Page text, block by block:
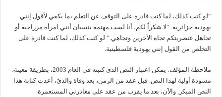
“لو كنت كذلك، لما كنت قادرة على التوقف عن التعلم بما يكفي لأقول إنني
يهودية جزائرية. “لا شكراً لكم، أنا لست مهتمة بنسيان أنني امرأة مزراحية أو
تجاهل عنصريتكم تجاه الآخرين وتجاهي.” لو كنت كذلك، لما كنت قادرة على
التخلص من القول إنني يهودية فلسطينية.
ملاحظة المؤلف: يمكن اعتبار النص الذي كتبته في العام 2003، بطريقة معينة،
مسودة أولية لهذا النص. قبل عقد من الزمن، بعد وفاة والديّ، أعدت كتابة هذا
النص المبكر. والآن، بعد ما يقرب من عقد على مغادرتي المستعمرة